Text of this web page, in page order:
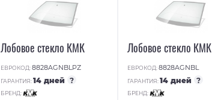
Лобовое стекло КМК
ЕВРОКОД:8828AGNBLPZ
ГАРАНТИЯ:14 дней ?
БРЕНД:
Лобовое стекло КМК
ЕВРОКОД:8828AGNBL
ГАРАНТИЯ:14 дней ?
БРЕНД: